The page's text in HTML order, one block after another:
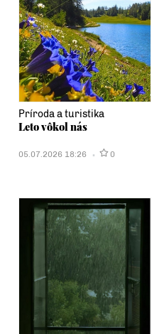
Príroda a turistika
Leto vôkol nás
05.07.2026 18:26 0